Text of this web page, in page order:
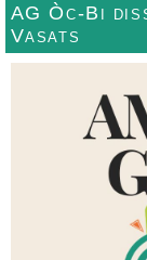
AG Òc-Bi
Vasats